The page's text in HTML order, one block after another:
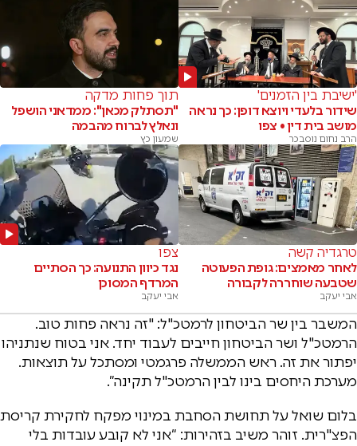
'ישיבת בין הזמנים'
שידור בלעדי ויוצא דופן: כך נראה
מושב בית דין • צפו
הרב נחום נוסבכר
תוך פחות מדקה
"תסתלק מכאן": ממדאני הושפל
ונאלץ לברוח מהבמה
שמעון כץ
טרגדיה קשה
לאחר מאמצים: גופת הפעוטה
שטבעה שוחררה לקבורה
אבי יעקב
צפו
נגד כיוון התנועה: כך הסתיים
המרדף המסוכן
אבי יעקב
המשבר בין שר הביטחון לרמטכ"ל: "זה נראה פחות טוב.
הרמטכ"ל ושר הביטחון חייבים לעבוד יחד. אני בטוח שנתניהו
יפתור את זה. ראש הממשלה פרגמטי ומסתכל על תוצאות.
מערכת היחסים בינו לבין הרמטכ"ל תקינה”.
בלום שואל על תחושת הסחבת במינוי מפקח לחקירת קריסת
הפצ"רית. זוהר משיב בזהירות: “אני לא קובע עובדות בלי